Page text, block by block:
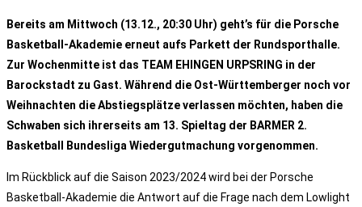
Bereits am Mittwoch (13.12., 20:30 Uhr) geht’s für die Porsche
Basketball-Akademie erneut aufs Parkett der Rundsporthalle.
Zur Wochenmitte ist das TEAM EHINGEN URPSRING in der
Barockstadt zu Gast. Während die Ost-Württemberger noch vor
Weihnachten die Abstiegsplätze verlassen möchten, haben die
Schwaben sich ihrerseits am 13. Spieltag der BARMER 2.
Basketball Bundesliga Wiedergutmachung vorgenommen.
Im Rückblick auf die Saison 2023/2024 wird bei der Porsche
Basketball-Akademie die Antwort auf die Frage nach dem Lowlight